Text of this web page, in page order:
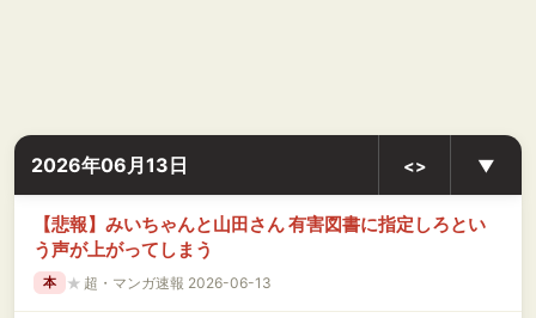
2026年06月13日 <> ▼
【悲報】みいちゃんと山田さん 有害図書に指定しろとい
う声が上がってしまう
本 ★ 超・マンガ速報 2026-06-13